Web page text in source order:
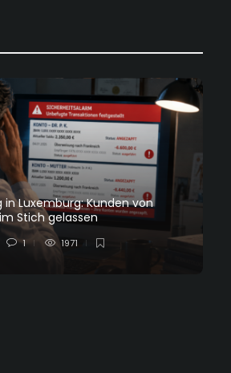
in Luxemburg: Kunden von
Stich gelassen
1 1971